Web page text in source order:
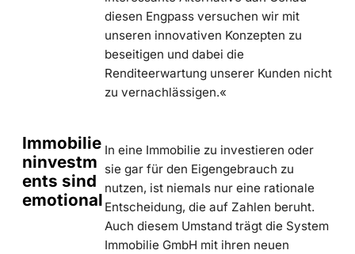
diesen Engpass versuchen wir mit
unseren innovativen Konzepten zu
beseitigen und dabei die
Renditeerwartung unserer Kunden nicht
zu vernachlässigen.«
Immobilie
ninvestm
ents sind
emotional
In eine Immobilie zu investieren oder
sie gar für den Eigengebrauch zu
nutzen, ist niemals nur eine rationale
Entscheidung, die auf Zahlen beruht.
Auch diesem Umstand trägt die System
Immobilie GmbH mit ihren neuen